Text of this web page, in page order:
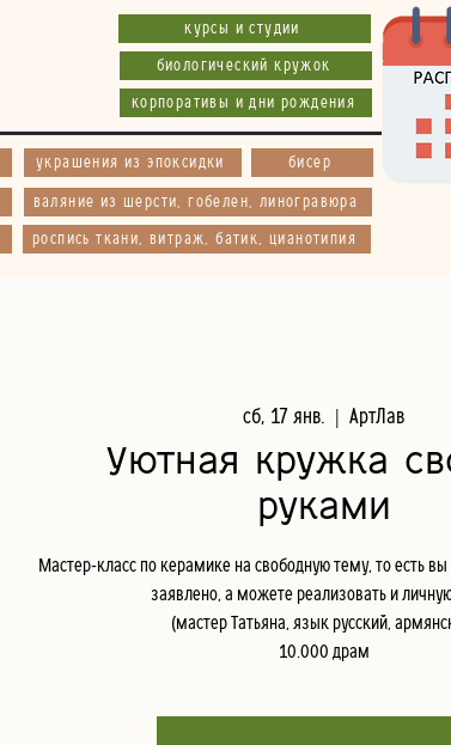
курсы и студии
биологический кружок
корпоративы и дни рождения
украшения из эпоксидки бисер
валяние из шерсти, гобелен, линогравюра
роспись ткани, витраж, батик, цианотипия
сб, 17 янв.
  |
АртЛав
Уютная кружка
руками
Мастер-класс по керамике на свободную тему, то есть
заявлено, а можете реализовать и
(мастер Татьяна, язык русский,
10.000 драм